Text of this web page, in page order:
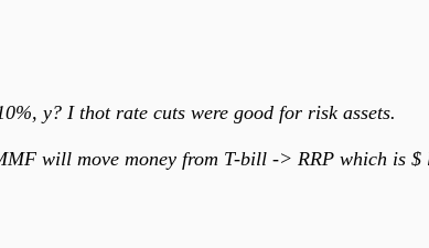
y? I thot rate cuts were good for risk assets.
will move money from T-bill -> RRP which is $